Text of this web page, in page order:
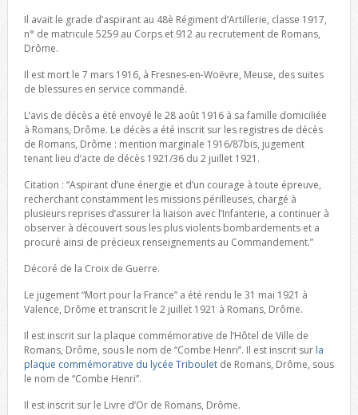
Il avait le grade d’aspirant au 48è Régiment d’Artillerie, classe 1917,
n° de matricule 5259 au Corps et 912 au recrutement de Romans,
Drôme.
Il est mort le 7 mars 1916, à Fresnes-en-Woëvre, Meuse, des suites
de blessures en service commandé.
L’avis de décès a été envoyé le 28 août 1916 à sa famille domiciliée
à Romans, Drôme. Le décès a été inscrit sur les registres de décès
de Romans, Drôme : mention marginale 1916/87bis, jugement
tenant lieu d’acte de décès 1921/36 du 2 juillet 1921.
Citation : “Aspirant d’une énergie et d’un courage à toute épreuve,
recherchant constamment les missions périlleuses, chargé à
plusieurs reprises d’assurer la liaison avec l’Infanterie, a continuer à
observer à découvert sous les plus violents bombardements et a
procuré ainsi de précieux renseignements au Commandement.”
Décoré de la Croix de Guerre.
Le jugement “Mort pour la France” a été rendu le 31 mai 1921 à
Valence, Drôme et transcrit le 2 juillet 1921 à Romans, Drôme.
Il est inscrit sur la plaque commémorative de l’Hôtel de Ville de
Romans, Drôme, sous le nom de “Combe Henri”. Il est inscrit sur la
plaque commémorative du lycée Tribouletde Romans, Drôme, sous
le nom de “Combe Henri”.
Il est inscrit sur le Livre d’Or de Romans, Drôme.